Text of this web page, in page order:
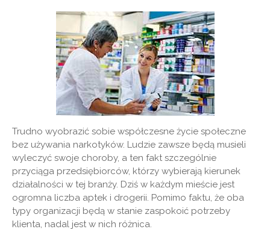
Trudno wyobrazić sobie współczesne życie społeczne
bez używania narkotyków. Ludzie zawsze będą musieli
wyleczyć swoje choroby, a ten fakt szczególnie
przyciąga przedsiębiorców, którzy wybierają kierunek
działalności w tej branży. Dziś w każdym mieście jest
ogromna liczba aptek i drogerii. Pomimo faktu, że oba
typy organizacji będą w stanie zaspokoić potrzeby
klienta, nadal jest w nich różnica.